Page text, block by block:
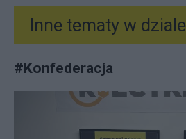
Inne tematy w dziale
#Konfederacja